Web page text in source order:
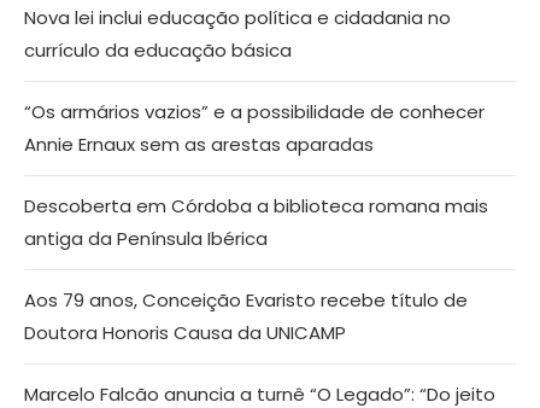
Nova lei inclui educação política e cidadania no
currículo da educação básica
“Os armários vazios” e a possibilidade de conhecer
Annie Ernaux sem as arestas aparadas
Descoberta em Córdoba a biblioteca romana mais
antiga da Península Ibérica
Aos 79 anos, Conceição Evaristo recebe título de
Doutora Honoris Causa da UNICAMP
Marcelo Falcão anuncia a turnê “O Legado”: “Do jeito